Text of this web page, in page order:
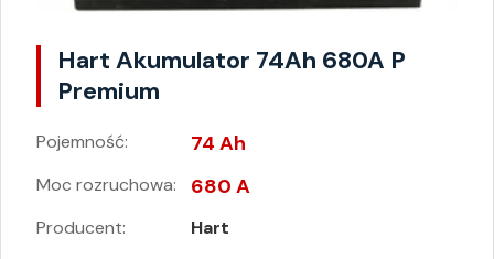
Hart Akumulator 74Ah 680A P
Premium
Pojemność: 74 Ah
Moc rozruchowa: 680 A
Producent: Hart